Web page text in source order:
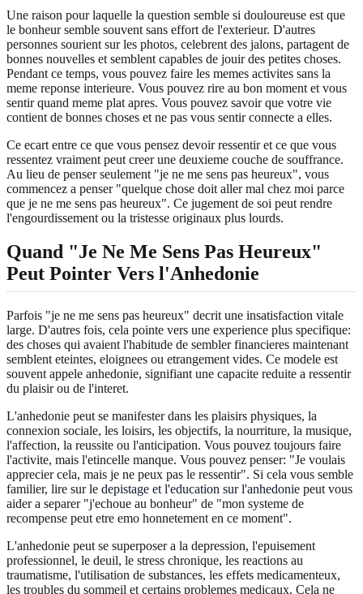
Une raison pour laquelle la question semble si douloureuse est que
le bonheur semble souvent sans effort de l'exterieur. D'autres
personnes sourient sur les photos, celebrent des jalons, partagent de
bonnes nouvelles et semblent capables de jouir des petites choses.
Pendant ce temps, vous pouvez faire les memes activites sans la
meme reponse interieure. Vous pouvez rire au bon moment et vous
sentir quand meme plat apres. Vous pouvez savoir que votre vie
contient de bonnes choses et ne pas vous sentir connecte a elles.
Ce ecart entre ce que vous pensez devoir ressentir et ce que vous
ressentez vraiment peut creer une deuxieme couche de souffrance.
Au lieu de penser seulement "je ne me sens pas heureux", vous
commencez a penser "quelque chose doit aller mal chez moi parce
que je ne me sens pas heureux". Ce jugement de soi peut rendre
l'engourdissement ou la tristesse originaux plus lourds.
Quand "Je Ne Me Sens Pas Heureux"
Peut Pointer Vers l'Anhedonie
Parfois "je ne me sens pas heureux" decrit une insatisfaction vitale
large. D'autres fois, cela pointe vers une experience plus specifique:
des choses qui avaient l'habitude de sembler financieres maintenant
semblent eteintes, eloignees ou etrangement vides. Ce modele est
souvent appele anhedonie, signifiant une capacite reduite a ressentir
du plaisir ou de l'interet.
L'anhedonie peut se manifester dans les plaisirs physiques, la
connexion sociale, les loisirs, les objectifs, la nourriture, la musique,
l'affection, la reussite ou l'anticipation. Vous pouvez toujours faire
l'activite, mais l'etincelle manque. Vous pouvez penser: "Je voulais
apprecier cela, mais je ne peux pas le ressentir". Si cela vous semble
familier, lire sur le depistage et l'education sur l'anhedonie peut vous
aider a separer "j'echoue au bonheur" de "mon systeme de
recompense peut etre emo honnetement en ce moment".
L'anhedonie peut se superposer a la depression, l'epuisement
professionnel, le deuil, le stress chronique, les reactions au
traumatisme, l'utilisation de substances, les effets medicamenteux,
les troubles du sommeil et certains problemes medicaux. Cela ne